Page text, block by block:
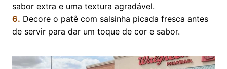
sabor extra e uma textura agradável.
6. Decore o patê com salsinha picada fresca antes
de servir para dar um toque de cor e sabor.